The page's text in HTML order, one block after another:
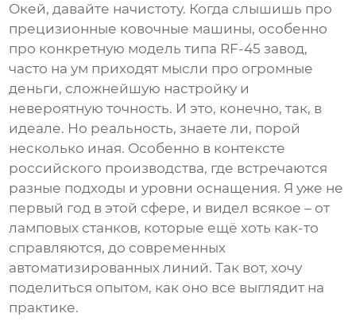
Окей, давайте начистоту. Когда слышишь про
прецизионные ковочные машины, особенно
про конкретную модель типа RF-45 завод,
часто на ум приходят мысли про огромные
деньги, сложнейшую настройку и
невероятную точность. И это, конечно, так, в
идеале. Но реальность, знаете ли, порой
несколько иная. Особенно в контексте
российского производства, где встречаются
разные подходы и уровни оснащения. Я уже не
первый год в этой сфере, и видел всякое – от
ламповых станков, которые ещё хоть как-то
справляются, до современных
автоматизированных линий. Так вот, хочу
поделиться опытом, как оно все выглядит на
практике.